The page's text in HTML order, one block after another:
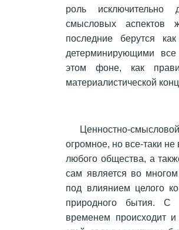
роль исключительно
смысловых аспектов
последние берутся
детерминирующими
этом фоне, как
материалистической
Ценностно-
огромное, но все-таки
любого общества, а
сам является во
под влиянием целого
природного бытия. С
временем происходит